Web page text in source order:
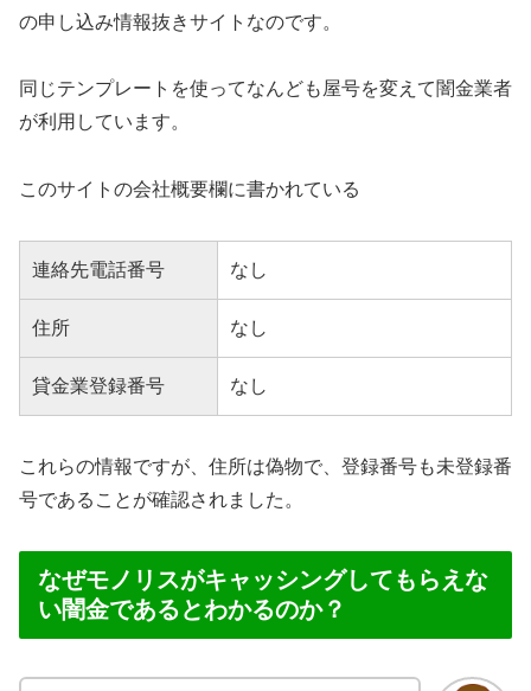
の申し込み情報抜きサイトなのです。
同じテンプレートを使ってなんども屋号を変えて闇金業者
が利用しています。
このサイトの会社概要欄に書かれている
連絡先電話番号 なし
住所 なし
貸金業登録番号 なし
これらの情報ですが、住所は偽物で、登録番号も未登録番
号であることが確認されました。
なぜモノリスがキャッシングしてもらえな
い闇金であるとわかるのか？